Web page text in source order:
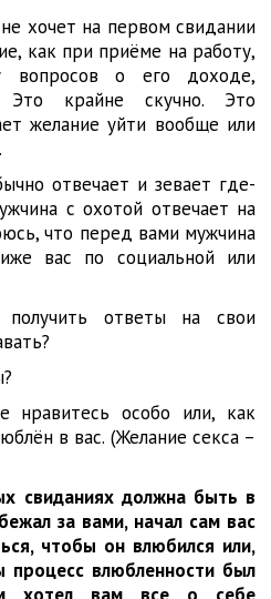
хочет на первом свидании
как при приёме на работу,
вопросов о его доходе,
крайне скучно. Это
желание уйти вообще или
отвечает и зевает где-
с охотой отвечает на
что перед вами мужчина
вас по социальной или
ответы на свои
особо или, как
в вас. (Желание секса –
свиданиях должна быть в
за вами, начал сам вас
чтобы он влюбился или,
процесс влюбленности был
хотел вам все о себе